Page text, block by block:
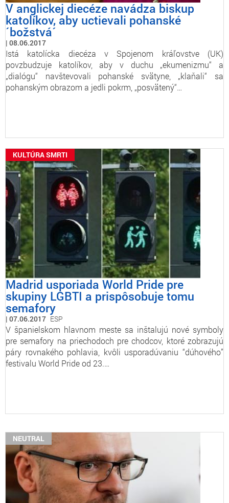
V anglickej diecéze navádza biskup
katolíkov, aby uctievali pohanské
´božstvá´
08.06.2017
Istá katolícka diecéza v Spojenom kráľovstve (UK)
povzbudzuje katolíkov, aby v duchu „ekumenizmu“ a
„dialógu“ navštevovali pohanské svätyne, „klaňali“ sa
pohanským obrazom a jedli pokrm, „posvätený“…
KULTÚRA SMRTI
Madrid usporiada World Pride pre
skupiny LGBTI a prispôsobuje tomu
semafory
07.06.2017 ESP
V španielskom hlavnom meste sa inštalujú nové symboly
pre semafory na priechodoch pre chodcov, ktoré zobrazujú
páry rovnakého pohlavia, kvôli usporadúvaniu “dúhového”
festivalu World Pride od 23.…
NEUTRAL